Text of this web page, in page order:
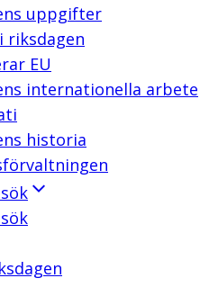
uppgifter
riksdagen
EU
internationella arbete
historia